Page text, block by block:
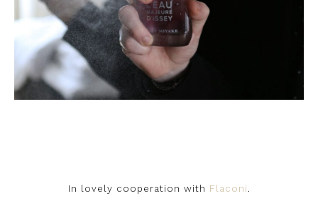
In lovely cooperation with Flaconi .